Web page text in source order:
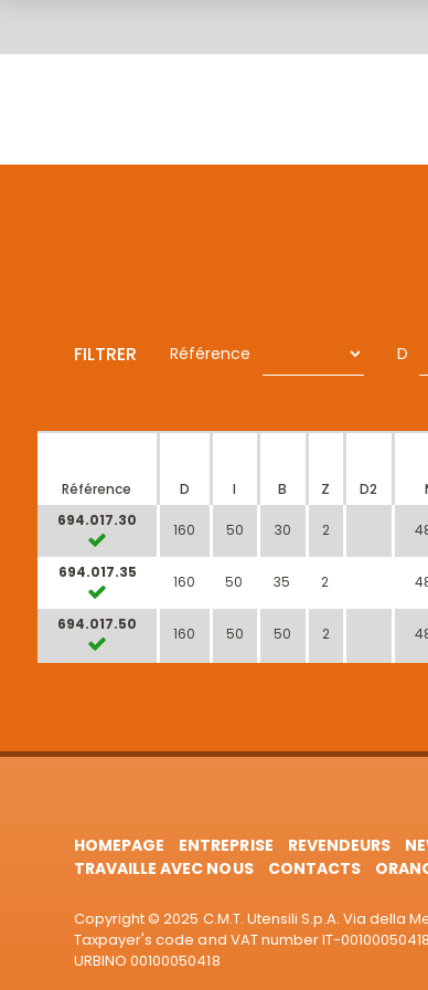
FILTRER Référence D
Référence D I B Z D2
694.017.30
160 50 30 2
694.017.35
160 50 35 2
694.017.50
160 50 50 2
HOMEPAGE ENTREPRISE REVENDEURS
TRAVAILLE AVEC NOUS
CONTACTS
Copyright © 2025 C.M.T. Utensili S.p.A. Via della
Taxpayer's code and VAT number IT-
URBINO 00100050418